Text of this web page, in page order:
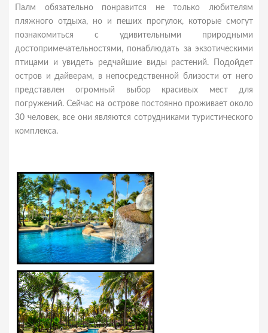
Палм обязательно понравится не только любителям
пляжного отдыха, но и пеших прогулок, которые смогут
познакомиться с удивительными природными
достопримечательностями, понаблюдать за экзотическими
птицами и увидеть редчайшие виды растений. Подойдет
остров и дайверам, в непосредственной близости от него
представлен огромный выбор красивых мест для
погружений. Сейчас на острове постоянно проживает около
30 человек, все они являются сотрудниками туристического
комплекса.